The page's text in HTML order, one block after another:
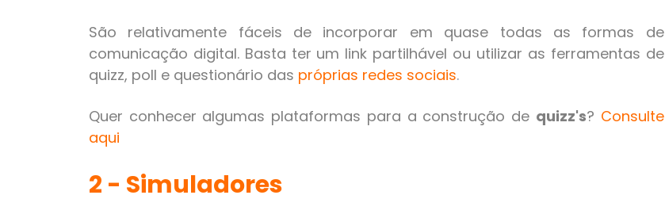
São relativamente fáceis de incorporar em quase todas as formas de
comunicação digital. Basta ter um link partilhável ou utilizar as ferramentas de
quizz, poll e questionário das próprias redes sociais.
Quer conhecer algumas plataformas para a construção de quizz's? Consulte
aqui
2 - Simuladores